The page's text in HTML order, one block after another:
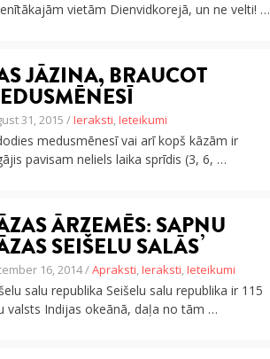
vietām Dienvidkorejā, un ne velti! …
JĀZINA, BRAUCOT
31, 2015 /Ieraksti,Ieteikumi
medusmēnesī vai arī kopš kāzām ir
pavisam neliels laika sprīdis (3, 6, …
ĀRZEMĒS: SAPŅU
SEIŠELU SALĀS
16, 2014 /Apraksti,Ieraksti,Ieteikumi
salu republika Seišelu salu republika ir 115
valsts Indijas okeānā, daļa no tām …